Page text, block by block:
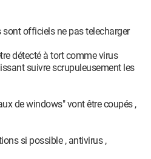
100
101
C:\Windows\ehome\ehRecvr.exe
-
200
sont officiels ne pas telecharger
détecté à tort comme virus
suivre scrupuleusement les
de windows" vont être coupés ,
si possible , antivirus ,